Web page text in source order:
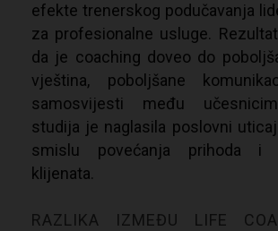
efekte trenerskog podučavanja
za profesionalne usluge.
da je coaching doveo do
vještina, poboljšane
samosvijesti među
studija je naglasila poslovni
smislu povećanja prihoda i
klijenata.
RAZLIKA IZMEĐU LIFE